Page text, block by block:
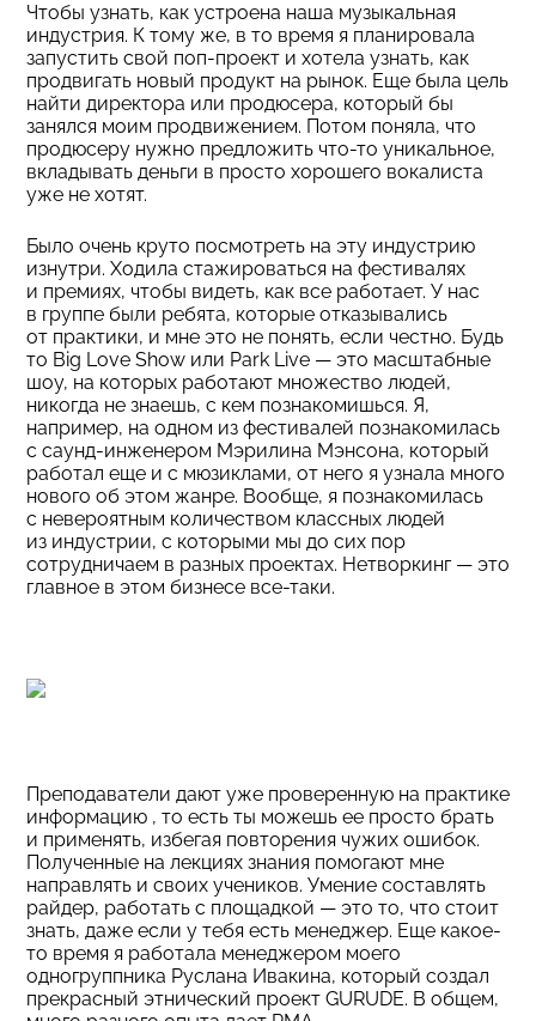
Чтобы узнать, как устроена наша музыкальная
индустрия. К тому же, в то время я планировала
запустить свой поп-проект и хотела узнать, как
продвигать новый продукт на рынок. Еще была цель
найти директора или продюсера, который бы
занялся моим продвижением. Потом поняла, что
продюсеру нужно предложить что-то уникальное,
вкладывать деньги в просто хорошего вокалиста
уже не хотят.
Было очень круто посмотреть на эту индустрию
изнутри. Ходила стажироваться на фестивалях
и премиях, чтобы видеть, как все работает. У нас
в группе были ребята, которые отказывались
от практики, и мне это не понять, если честно. Будь
то Big Love Show или Park Live — это масштабные
шоу, на которых работают множество людей,
никогда не знаешь, с кем познакомишься. Я,
например, на одном из фестивалей познакомилась
с саунд-инженером Мэрилина Мэнсона, который
работал еще и с мюзиклами, от него я узнала много
нового об этом жанре. Вообще, я познакомилась
с невероятным количеством классных людей
из индустрии, с которыми мы до сих пор
сотрудничаем в разных проектах. Нетворкинг — это
главное в этом бизнесе все-таки.
Преподаватели дают уже проверенную на практике
информацию , то есть ты можешь ее просто брать
и применять, избегая повторения чужих ошибок.
Полученные на лекциях знания помогают мне
направлять и своих учеников. Умение составлять
райдер, работать с площадкой — это то, что стоит
знать, даже если у тебя есть менеджер. Еще какое-
то время я работала менеджером моего
одногруппника Руслана Ивакина, который создал
прекрасный этнический проект GURUDE. В общем,